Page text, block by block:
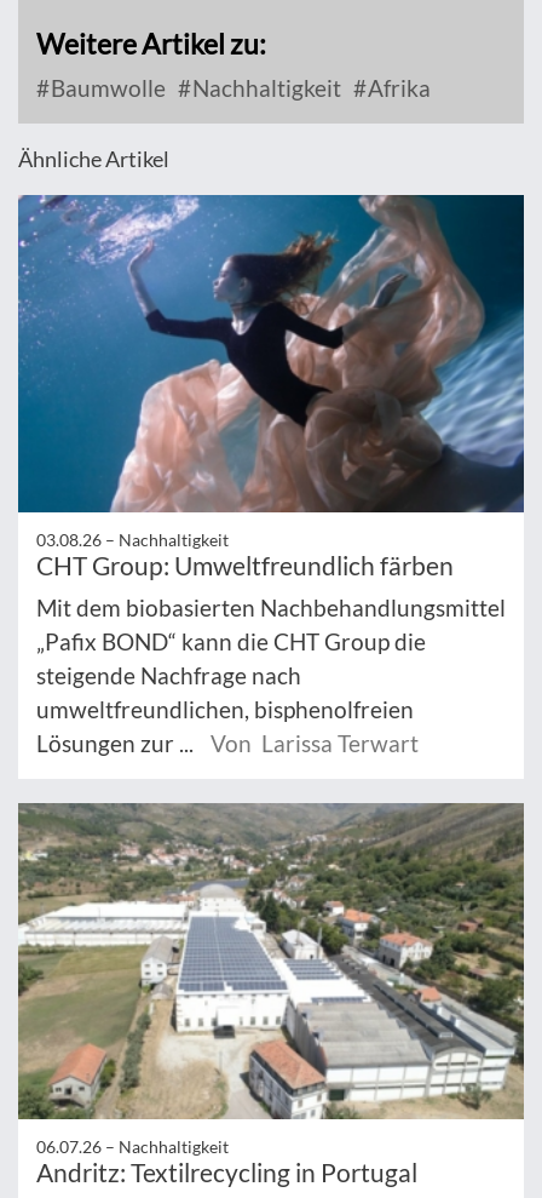
Weitere Artikel zu:
Baumwolle Nachhaltigkeit Afrika
Ähnliche Artikel
03.08.26 – Nachhaltigkeit
CHT Group: Umweltfreundlich färben
Mit dem biobasierten Nachbehandlungsmittel
„Pafix BOND“ kann die CHT Group die
steigende Nachfrage nach
umweltfreundlichen, bisphenolfreien
Lösungen zur ...
Von Larissa Terwart
06.07.26 – Nachhaltigkeit
Andritz: Textilrecycling in Portugal